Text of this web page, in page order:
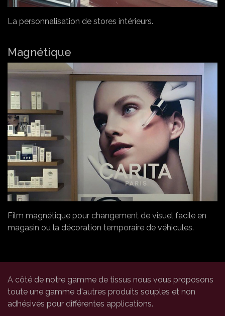
La personnalisation de stores intérieurs.
Magnétique
Film magnétique pour changement de visuel facile en
magasin ou la décoration temporaire de véhicules.
A côté de notre gamme de tissus nous vous proposons
toute une gamme d'autres produits souples et non
adhésivés pour différentes applications.